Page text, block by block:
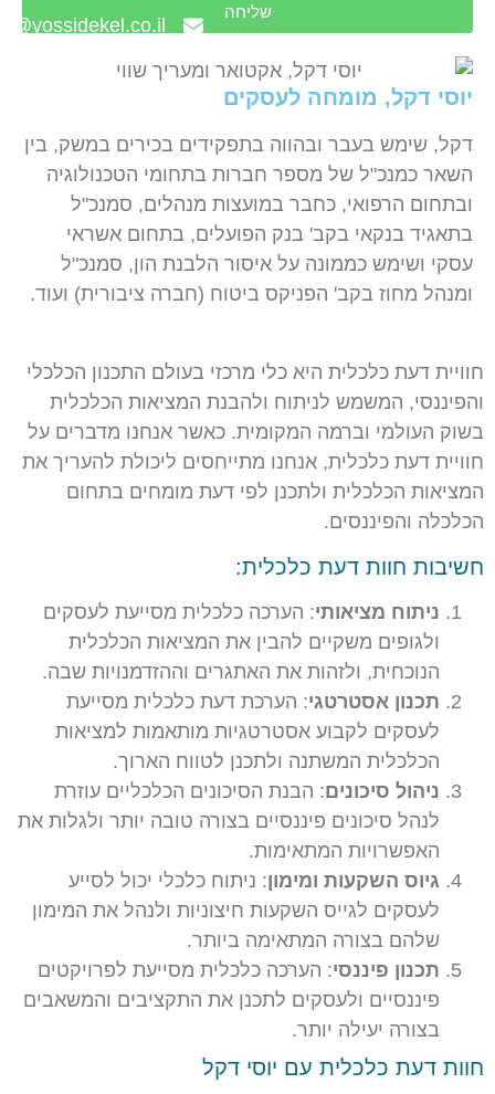
שליחה
יוסי דקל, מומחה לעסקים
דקל, שימש בעבר ובהווה בתפקידים בכירים במשק, בין
השאר כמנכ"ל של מספר חברות בתחומי הטכנולוגיה
ובתחום הרפואי, כחבר במועצות מנהלים, סמנכ"ל
בתאגיד בנקאי בקב' בנק הפועלים, בתחום אשראי
עסקי ושימש כממונה על איסור הלבנת הון, סמנכ"ל
ומנהל מחוז בקב' הפניקס ביטוח (חברה ציבורית) ועוד.
חוויית דעת כלכלית היא כלי מרכזי בעולם התכנון הכלכלי
והפיננסי, המשמש לניתוח ולהבנת המציאות הכלכלית
בשוק העולמי וברמה המקומית. כאשר אנחנו מדברים על
חוויית דעת כלכלית, אנחנו מתייחסים ליכולת להעריך את
המציאות הכלכלית ולתכנן לפי דעת מומחים בתחום
הכלכלה והפיננסים.
חשיבות חוות דעת כלכלית:
ניתוח מציאותי: הערכה כלכלית מסייעת לעסקים
ולגופים משקיים להבין את המציאות הכלכלית
הנוכחית, ולזהות את האתגרים וההזדמנויות שבה.
תכנון אסטרטגי: הערכת דעת כלכלית מסייעת
לעסקים לקבוע אסטרטגיות מותאמות למציאות
הכלכלית המשתנה ולתכנן לטווח הארוך.
ניהול סיכונים: הבנת הסיכונים הכלכליים עוזרת
לנהל סיכונים פיננסיים בצורה טובה יותר ולגלות את
האפשרויות המתאימות.
גיוס השקעות ומימון: ניתוח כלכלי יכול לסייע
לעסקים לגייס השקעות חיצוניות ולנהל את המימון
שלהם בצורה המתאימה ביותר.
תכנון פיננסי: הערכה כלכלית מסייעת לפרויקטים
פיננסיים ולעסקים לתכנן את התקציבים והמשאבים
בצורה יעילה יותר.
חוות דעת כלכלית עם יוסי דקל